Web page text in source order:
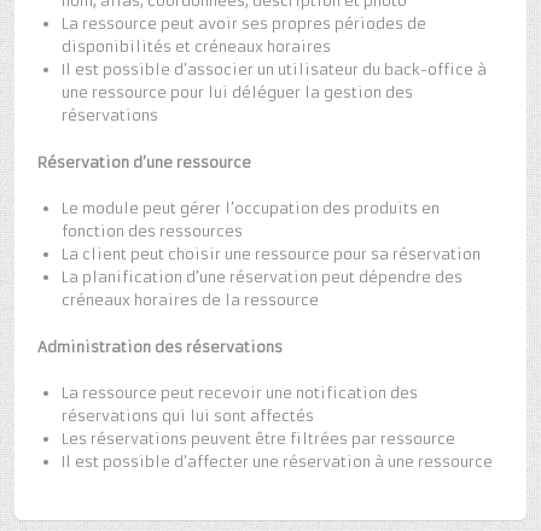
La ressource peut avoir ses propres périodes de
disponibilités et créneaux horaires
Il est possible d’associer un utilisateur du back-office à
une ressource pour lui déléguer la gestion des
réservations
Réservation d’une ressource
Le module peut gérer l’occupation des produits en
fonction des ressources
La client peut choisir une ressource pour sa réservation
La planification d’une réservation peut dépendre des
créneaux horaires de la ressource
Administration des réservations
La ressource peut recevoir une notification des
réservations qui lui sont affectés
Les réservations peuvent être filtrées par ressource
Il est possible d’affecter une réservation à une ressource